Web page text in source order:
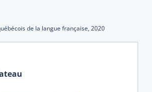
de la langue française, 2020